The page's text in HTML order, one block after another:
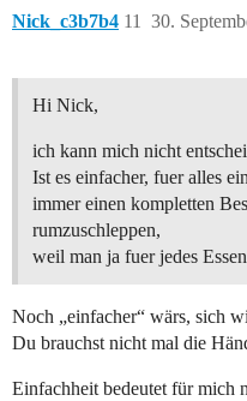
Nick_c3b7b4 30.
11
Hi Nick,
ich kann mich nicht
Ist es einfacher, fuer alles
immer einen kompletten
rumzuschleppen,
weil man ja fuer jedes
Noch „einfacher“ wärs, sich
Du brauchst nicht mal die
Einfachheit bedeutet für mich